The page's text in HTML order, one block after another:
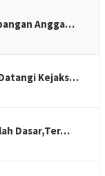
Angga…
Kejaks…
Dasar,Ter…